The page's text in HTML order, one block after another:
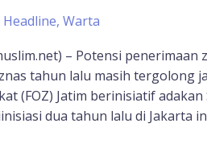
Headline, Warta
– Potensi
tahun lalu masih tergolong
(FOZ) Jatim berinisiatif
dua tahun lalu di Jakarta